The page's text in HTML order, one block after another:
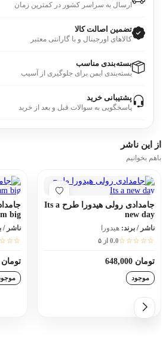
ارسال به سراسر کشور در کمترین زمان
تضمین اصالت کالا
کالاهای اورجینال و با گارانتی معتبر
بسته‌بندی مناسب
بسته‌بندی ایمن برای جلوگیری از آسیب
پشتیبانی خرید
پاسخگویی به سوالات قبل و بعد از خرید
از این ناشر
باهم بخوانیم
جامدادی رولی هیدورا طرح Its a
new day
ناشر / برند: هیدورا
☆☆☆☆☆0.0 از ۵
تومان 648,000
موجود
big
ناشر /
تومان 648,000